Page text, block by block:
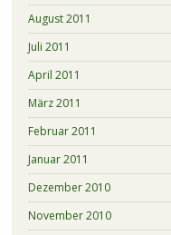
August 2011
Juli 2011
April 2011
März 2011
Februar 2011
Januar 2011
Dezember 2010
November 2010